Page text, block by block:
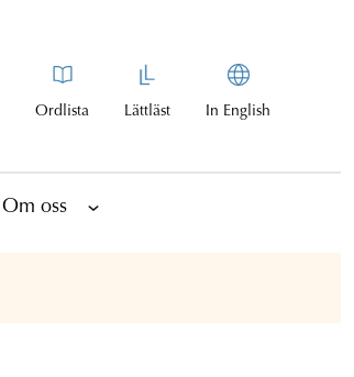
Ordlista Lättläst In English
Om oss